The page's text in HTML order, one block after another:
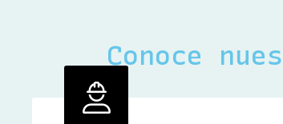
Despacho de
Conoce